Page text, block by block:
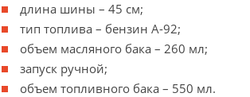
длина шины – 45 см;
тип топлива – бензин А-92;
объем масляного бака – 260 мл;
запуск ручной;
объем топливного бака – 550 мл.